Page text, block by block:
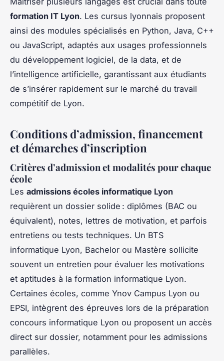
formation IT Lyon. Les cursus lyonnais proposent
ainsi des modules spécialisés en Python, Java, C++
ou JavaScript, adaptés aux usages professionnels
du développement logiciel, de la data, et de
l’intelligence artificielle, garantissant aux étudiants
de s’insérer rapidement sur le marché du travail
compétitif de Lyon.
Conditions d’admission, financement
et démarches d’inscription
Critères d’admission et modalités pour chaque
école
Les admissions écoles informatique Lyon
requièrent un dossier solide : diplômes (BAC ou
équivalent), notes, lettres de motivation, et parfois
entretiens ou tests techniques. Un BTS
informatique Lyon, Bachelor ou Mastère sollicite
souvent un entretien pour évaluer les motivations
et aptitudes à la formation informatique Lyon.
Certaines écoles, comme Ynov Campus Lyon ou
EPSI, intègrent des épreuves lors de la préparation
concours informatique Lyon ou proposent un accès
direct sur dossier, notamment pour les admissions
parallèles.